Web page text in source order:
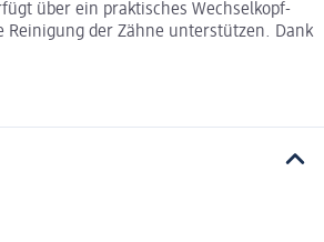
über ein praktisches Wechselkopf-
der Zähne unterstützen. Dank